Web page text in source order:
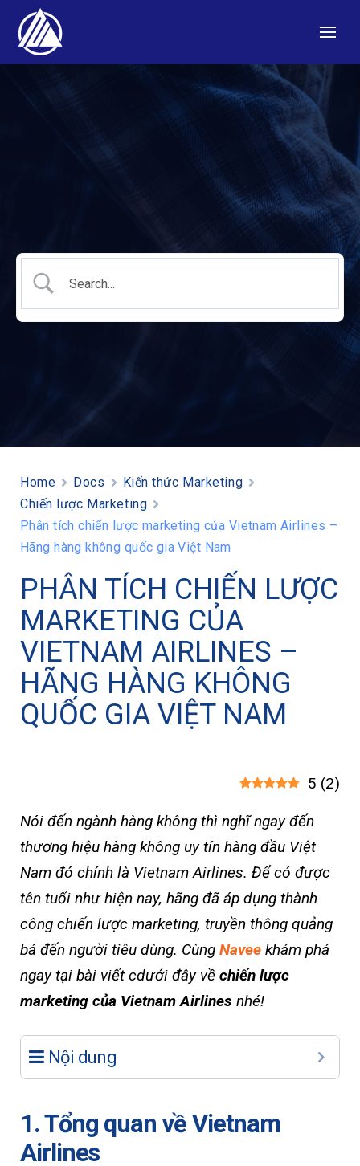
Home Docs
Kiến thức Marketing
Chiến lược Marketing
Phân tích chiến lược marketing của Vietnam Airlines –
Hãng hàng không quốc gia Việt Nam
PHÂN TÍCH CHIẾN LƯỢC
MARKETING CỦA
VIETNAM AIRLINES –
HÃNG HÀNG KHÔNG
QUỐC GIA VIỆT NAM
5 (2)
Nói đến ngành hàng không thì nghĩ ngay đến
thương hiệu hàng không uy tín hàng đầu Việt
Nam đó chính là Vietnam Airlines. Để có được
tên tuổi như hiện nay, hãng đã áp dụng thành
công chiến lược marketing, truyền thông quảng
bá đến người tiêu dùng. Cùng Navee khám phá
ngay tại bài viết cdưới đây về chiến lược
marketing của Vietnam Airlines nhé!
Nội dung
1. Tổng quan về Vietnam
Airlines